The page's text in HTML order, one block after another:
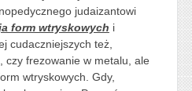
judaizantowi
form wtryskowych i
cudaczniejszych też,
czy frezowanie w metalu, ale
wtryskowych. Gdy,